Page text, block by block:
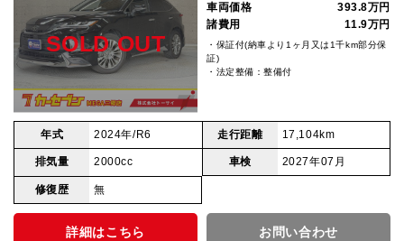
SOLD OUT
車両価格
393.8万円
諸費用
11.9万円
・保証付(納車より1ヶ月又は1千km部分保
証)
・法定整備：整備付
年式 2024年/R6 走行距離 17,104km
排気量 2000cc 車検 2027年07月
修復歴 無
詳細はこちら お問い合わせ